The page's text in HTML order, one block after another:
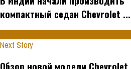
компактный седан Chevrolet ...
Next Story